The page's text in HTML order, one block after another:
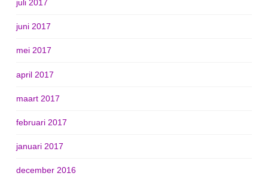
juli 2017
juni 2017
mei 2017
april 2017
maart 2017
februari 2017
januari 2017
december 2016